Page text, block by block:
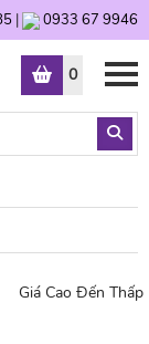
| 0933 67 9946
0
Giá Cao Đến Thấp